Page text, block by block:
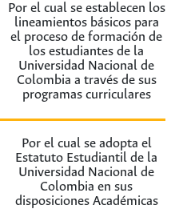
Por el cual se establecen los
lineamientos básicos para
el proceso de formación de
los estudiantes de la
Universidad Nacional de
Colombia a través de sus
programas curriculares
Por el cual se adopta el
Estatuto Estudiantil de la
Universidad Nacional de
Colombia en sus
disposiciones Académicas